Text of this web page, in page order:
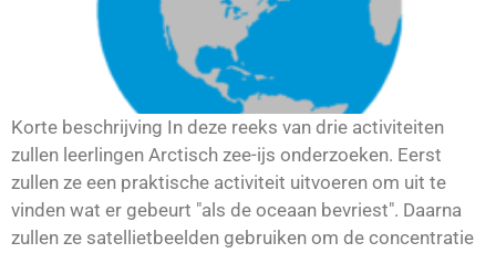
Korte beschrijving In deze reeks van drie activiteiten
zullen leerlingen Arctisch zee-ijs onderzoeken. Eerst
zullen ze een praktische activiteit uitvoeren om uit te
vinden wat er gebeurt "als de oceaan bevriest". Daarna
zullen ze satellietbeelden gebruiken om de concentratie